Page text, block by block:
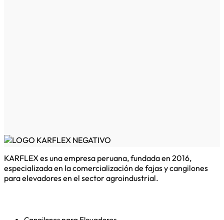
KARFLEX es una empresa peruana, fundada en 2016,
especializada en la comercialización de fajas y cangilones
para elevadores en el sector agroindustrial.